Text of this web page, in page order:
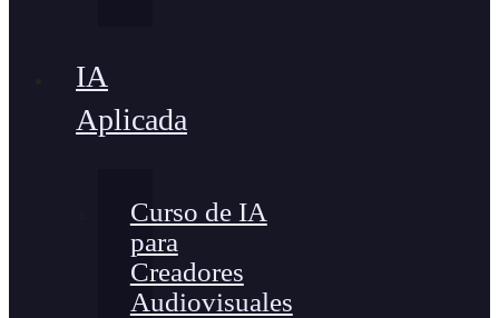
IA
Aplicada
Curso de IA
para
Creadores
Audiovisuales